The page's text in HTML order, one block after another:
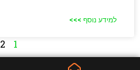
למידע נוסף >>>
1
2